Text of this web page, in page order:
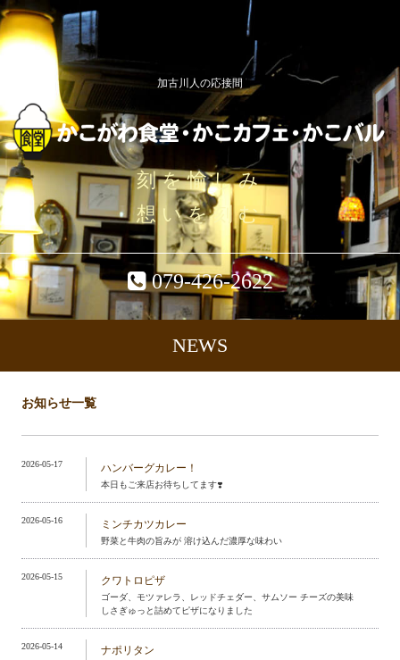
加古川人の応接間
刻を愉しみ
想いを刻む
079-426-2622
NEWS
お知らせ一覧
2026-05-17 ハンバーグカレー！
本日もご来店お待ちしてます❣️
2026-05-16 ミンチカツカレー
野菜と牛肉の旨みが 溶け込んだ濃厚な味わい
2026-05-15 クワトロピザ
ゴーダ、モツァレラ、レッドチェダー、サムソー チーズの美味
しさぎゅっと詰めてピザになりました
2026-05-14 ナポリタン